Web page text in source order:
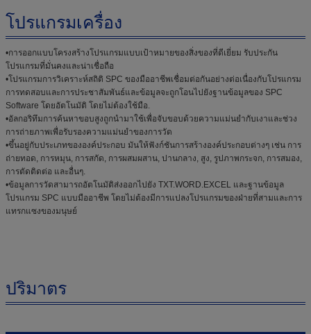
โปรแกรมเครื่อง
•การออกแบบโครงสร้างโปรแกรมแบบเป้าหมายของสิ่งของที่ดีเยี่ยม รับประกัน
โปรแกรมที่มั่นคงและน่าเชื่อถือ
•โปรแกรมการวิเคราะห์สถิติ SPC ของมืออาชีพเชื่อมต่อกันอย่างต่อเนื่องกับโปรแกรม
การทดสอบและการประชาสัมพันธ์และข้อมูลจะถูกโอนไปยังฐานข้อมูลของ SPC
Software โดยอัตโนมัติ โดยไม่ต้องใช้มือ.
•อัลกอริทึมการค้นหาขอบสูงถูกนํามาใช้เพื่อจับขอบด้วยความแม่นยํากับเงาและช่วง
การถ่ายภาพเพื่อรับรองความแม่นยําของการวัด
•ขึ้นอยู่กับประเภทขององค์ประกอบ มันให้ฟังก์ชันการสร้างองค์ประกอบต่างๆ เช่น การ
ถ่ายทอด, การหมุน, การสกัด, การผสมผสาน, ปานกลาง, สูง, รูปภาพกระจก, การสมอง,
การตัดติดต่อ และอื่นๆ.
•ข้อมูลการวัดสามารถอัตโนมัติส่งออกไปยัง TXT.WORD.EXCEL และฐานข้อมูล
โปรแกรม SPC แบบมืออาชีพ โดยไม่ต้องมีการแปลงโปรแกรมของฝ่ายที่สามและการ
แทรกแซงของมนุษย์
ปริมาตร